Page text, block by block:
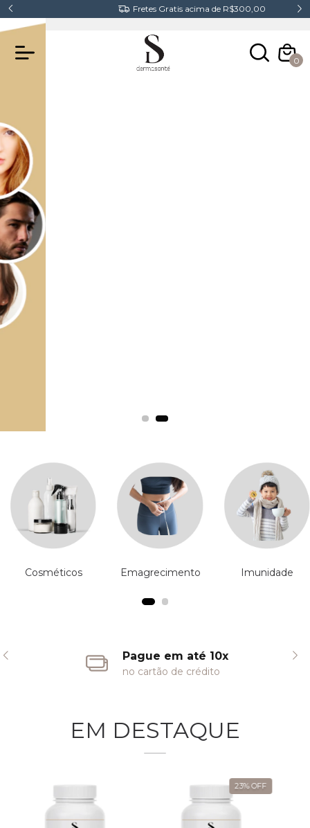
Fretes Gratis acima de R$300,00
0
Cosméticos Emagrecimento Imunidade
Pague em até 10x
no cartão de crédito
EM DESTAQUE
23%OFF